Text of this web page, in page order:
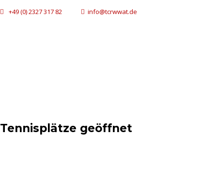
+49 (0) 2327 317 82 info@tcrwwat.de
Tennisplätze geöffnet